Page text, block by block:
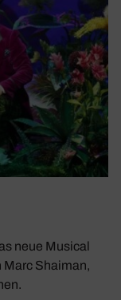
neue Musical
Marc Shaiman,